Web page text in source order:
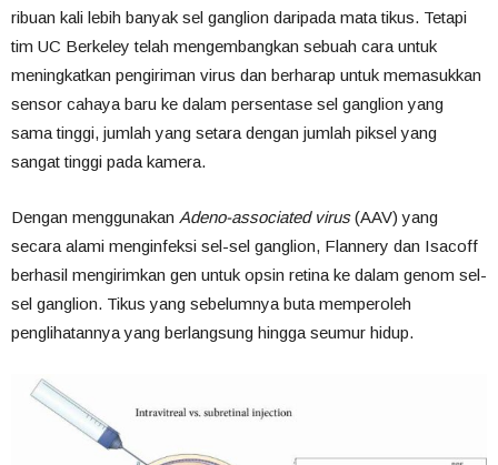
ribuan kali lebih banyak sel ganglion daripada mata tikus. Tetapi
tim UC Berkeley telah mengembangkan sebuah cara untuk
meningkatkan pengiriman virus dan berharap untuk memasukkan
sensor cahaya baru ke dalam persentase sel ganglion yang
sama tinggi, jumlah yang setara dengan jumlah piksel yang
sangat tinggi pada kamera.
Dengan menggunakan Adeno-associated virus(AAV) yang
secara alami menginfeksi sel-sel ganglion, Flannery dan Isacoff
berhasil mengirimkan gen untuk opsin retina ke dalam genom sel-
sel ganglion. Tikus yang sebelumnya buta memperoleh
penglihatannya yang berlangsung hingga seumur hidup.